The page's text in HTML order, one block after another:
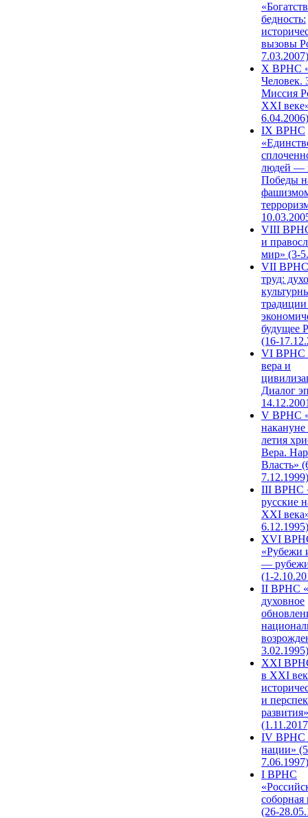
бедность:
вызовы
7.03.2007)
X ВРНС
Человек.
Миссия
XXI
6.04.2006)
IX ВРНС
людей —
Победы
VIII
и
мир» (3-
VII ВРНС
труд:
будущее
(16-
VI ВРНС
вера и
Диалог
V ВРНС
накануне
летия
Вера.
Власть»
7.12.1999)
III ВРНС
русские
XXI
6.12.1995)
XVI
«Рубежи
—
(1-
II ВРНС
духовное
3.02.1995)
XХI
в XXI
и
развития»
IV ВРНС
нации»
7.06.1997)
I ВРНС
(26-